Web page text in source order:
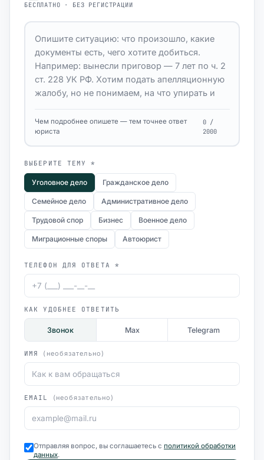
БЕСПЛАТНО · БЕЗ РЕГИСТРАЦИИ
Чем подробнее опишете — тем точнее ответ
юриста
0 /
2000
ВЫБЕРИТЕ ТЕМУ *
Уголовное дело Гражданское дело
Семейное дело Административное дело
Трудовой спор Бизнес Военное дело
Миграционные споры Автоюрист
ТЕЛЕФОН ДЛЯ ОТВЕТА *
КАК УДОБНЕЕ ОТВЕТИТЬ
Звонок Max Telegram
ИМЯ (необязательно)
EMAIL (необязательно)
Отправляя вопрос, вы соглашаетесь с политикой обработки
данных.